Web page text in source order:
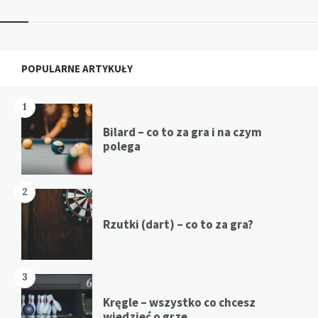
Widgets
POPULARNE ARTYKUŁY
1
Bilard – co to za gra i na czym
polega
2
Rzutki (dart) – co to za gra?
3
Kręgle – wszystko co chcesz